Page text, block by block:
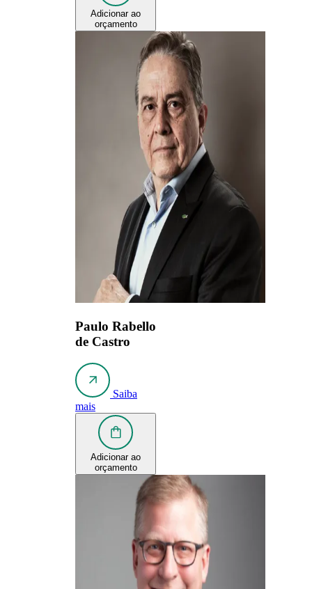
Adicionar ao
orçamento
Paulo Rabello
de Castro
Saiba
mais
Adicionar ao
orçamento